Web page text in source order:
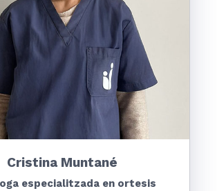
Cristina Muntané
especialitzada en ortesis